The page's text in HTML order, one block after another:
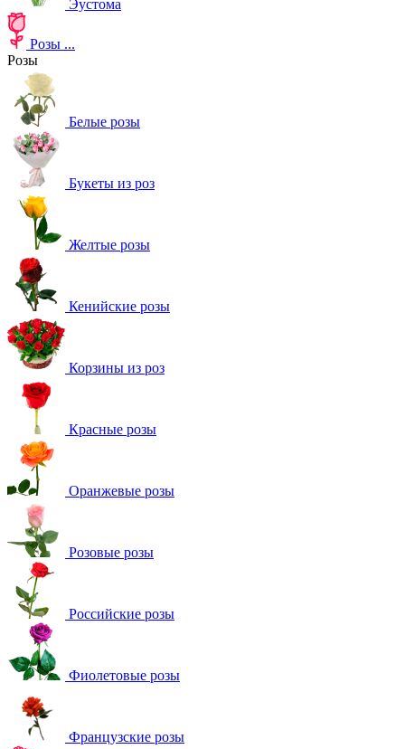
Эустома
Розы ...
Розы
Белые розы
Букеты из роз
Желтые розы
Кенийские розы
Корзины из роз
Красные розы
Оранжевые розы
Розовые розы
Российские розы
Фиолетовые розы
Французские розы